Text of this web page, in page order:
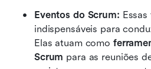
Eventos do Scrum:
indispensáveis para
Elas atuam como
Scrum para as reuniões